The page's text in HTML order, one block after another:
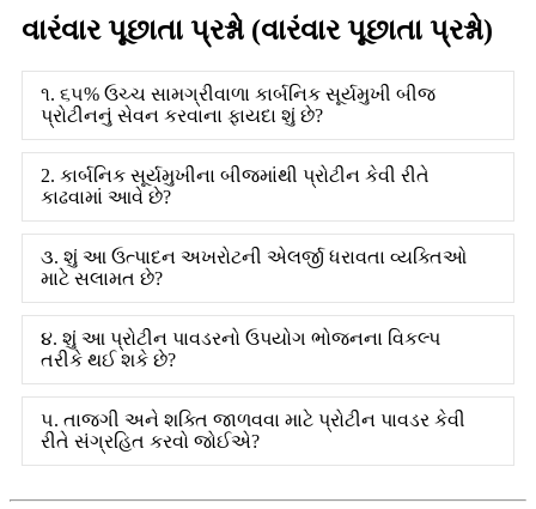
વારંવાર પૂછાતા પ્રશ્નો (વારંવાર પૂછાતા પ્રશ્નો)
૧. ૬૫% ઉચ્ચ સામગ્રીવાળા કાર્બનિક સૂર્યમુખી બીજ
પ્રોટીનનું સેવન કરવાના ફાયદા શું છે?
2. કાર્બનિક સૂર્યમુખીના બીજમાંથી પ્રોટીન કેવી રીતે
કાઢવામાં આવે છે?
૩. શું આ ઉત્પાદન અખરોટની એલર્જી ધરાવતા વ્યક્તિઓ
માટે સલામત છે?
૪. શું આ પ્રોટીન પાવડરનો ઉપયોગ ભોજનના વિકલ્પ
તરીકે થઈ શકે છે?
૫. તાજગી અને શક્તિ જાળવવા માટે પ્રોટીન પાવડર કેવી
રીતે સંગ્રહિત કરવો જોઈએ?